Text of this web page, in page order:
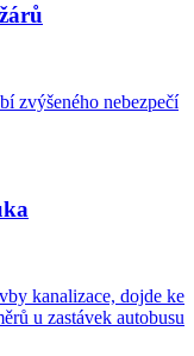
zvýšeného nebezpečí
kanalizace, dojde ke
u zastávek autobusu